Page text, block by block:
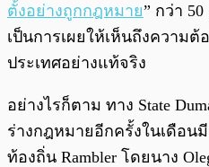
ตั้งอย่างถูกกฎหมาย” กว่า
เป็นการเผยให้เห็นถึงความ
ประเทศอย่างแท้จริง
อย่างไรก็ตาม ทาง State
ร่างกฎหมายอีกครั้งในเดือน
ท้องถิ่น Rambler โดยนาง